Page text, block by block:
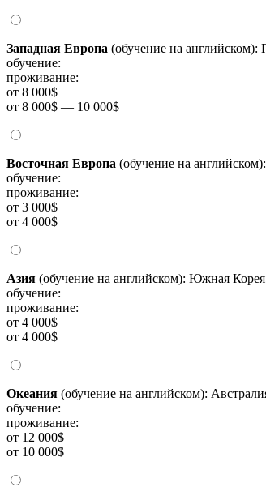
Западная Европа (обучение на
обучение:
проживание:
от 8 000$
от 8 000$ — 10 000$
Восточная Европа (обучение на
обучение:
проживание:
от 3 000$
от 4 000$
Азия (обучение на английском): Южная
обучение:
проживание:
от 4 000$
от 4 000$
Океания (обучение на английском):
обучение:
проживание:
от 12 000$
от 10 000$